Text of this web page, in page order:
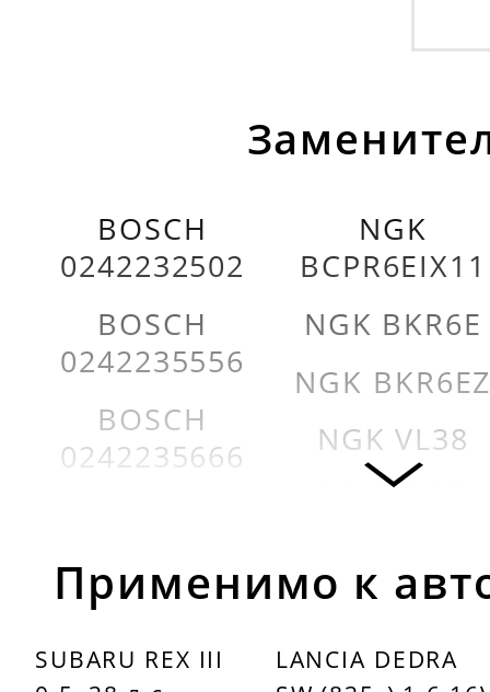
BOSCH
0242232502
BOSCH
0242235556
BOSCH
0242235666
BOSCH
242235666
NGK
BCPR6EIX11
NGK BKR6E
NGK
NGK VL38
PEUGEOT
PEUGEOT
Применимо к
SUBARU REX III
LANCIA DEDRA